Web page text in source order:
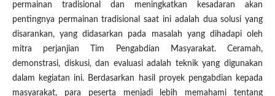
permainan tradisional dan meningkatkan kesadaran akan
pentingnya permainan tradisional saat ini adalah dua solusi yang
disarankan, yang didasarkan pada masalah yang dihadapi oleh
mitra perjanjian Tim Pengabdian Masyarakat. Ceramah,
demonstrasi, diskusi, dan evaluasi adalah teknik yang digunakan
dalam kegiatan ini. Berdasarkan hasil proyek pengabdian kepada
masyarakat, para peserta menjadi lebih memahami tentang